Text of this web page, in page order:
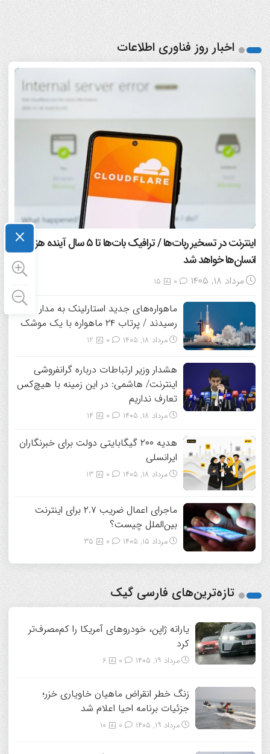
اخبار روز فناوری اطلاعات
اینترنت در تسخیر ربات‌ها / ترافیک بات‌ها تا ۵ سال آینده هزار برابر
انسان‌ها خواهد شد
مرداد ۱۸, ۱۴۰۵ 15
ماهواره‌های جدید استارلینک به مدار
رسیدند / پرتاب ۲۴ ماهواره با یک موشک
مرداد ۱۸, ۱۴۰۵ 12
هشدار وزیر ارتباطات درباره گرانفروشی
اینترنت/ هاشمی: در این زمینه با هیچ‌کس
تعارف نداریم
مرداد ۱۸, ۱۴۰۵ 14
هدیه ۲۰۰ گیگابایتی دولت برای خبرنگاران
ایرانسلی
مرداد ۱۸, ۱۴۰۵ 13
ماجرای اعمال ضریب ۲.۷ برای اینترنت
بین‌الملل چیست؟
مرداد ۱۵, ۱۴۰۵ 35
تازه‌ترین‌های فارسی گیک
یارانه ژاپن، خودروهای آمریکا را کم‌مصرف‌تر
کرد
مرداد ۱۹, ۱۴۰۵ 6
زنگ خطر انقراض ماهیان خاویاری خزر؛
جزئیات برنامه احیا اعلام شد
مرداد ۱۹, ۱۴۰۵ 10
×